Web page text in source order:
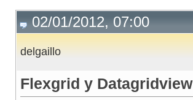
02/01/2012, 07:00
delgaillo
Flexgrid y Datagridview